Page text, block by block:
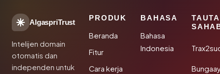
AlgaspriTrust
Intelijen domain
otomatis dan
independen untuk
PRODUK
Beranda
Fitur
Cara kerja
BAHASA
Bahasa
Indonesia